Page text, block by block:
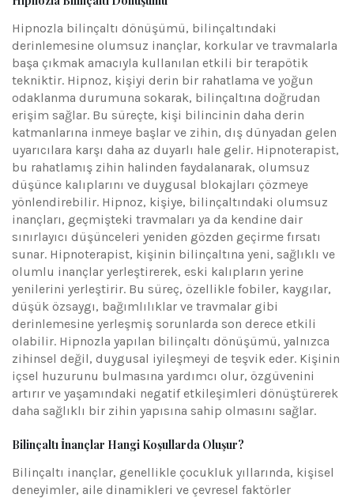
Hipnozla bilinçaltı dönüşümü, bilinçaltındaki
derinlemesine olumsuz inançlar, korkular ve travmalarla
başa çıkmak amacıyla kullanılan etkili bir terapötik
tekniktir. Hipnoz, kişiyi derin bir rahatlama ve yoğun
odaklanma durumuna sokarak, bilinçaltına doğrudan
erişim sağlar. Bu süreçte, kişi bilincinin daha derin
katmanlarına inmeye başlar ve zihin, dış dünyadan gelen
uyarıcılara karşı daha az duyarlı hale gelir. Hipnoterapist,
bu rahatlamış zihin halinden faydalanarak, olumsuz
düşünce kalıplarını ve duygusal blokajları çözmeye
yönlendirebilir. Hipnoz, kişiye, bilinçaltındaki olumsuz
inançları, geçmişteki travmaları ya da kendine dair
sınırlayıcı düşünceleri yeniden gözden geçirme fırsatı
sunar. Hipnoterapist, kişinin bilinçaltına yeni, sağlıklı ve
olumlu inançlar yerleştirerek, eski kalıpların yerine
yenilerini yerleştirir. Bu süreç, özellikle fobiler, kaygılar,
düşük özsaygı, bağımlılıklar ve travmalar gibi
derinlemesine yerleşmiş sorunlarda son derece etkili
olabilir. Hipnozla yapılan bilinçaltı dönüşümü, yalnızca
zihinsel değil, duygusal iyileşmeyi de teşvik eder. Kişinin
içsel huzurunu bulmasına yardımcı olur, özgüvenini
artırır ve yaşamındaki negatif etkileşimleri dönüştürerek
daha sağlıklı bir zihin yapısına sahip olmasını sağlar.
Bilinçaltı İnançlar Hangi Koşullarda Oluşur?
Bilinçaltı inançlar, genellikle çocukluk yıllarında, kişisel
deneyimler, aile dinamikleri ve çevresel faktörler